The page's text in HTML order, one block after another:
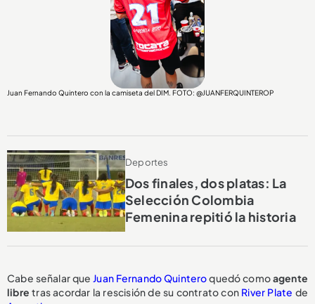
Juan Fernando Quintero con la camiseta del DIM. FOTO: @JUANFERQUINTEROP
Deportes
Dos finales, dos platas: La
Selección Colombia
Femenina repitió la historia
Cabe señalar queJuan Fernando Quinteroquedó comoagente
libre tras acordar la rescisión de su contrato con River Plate de